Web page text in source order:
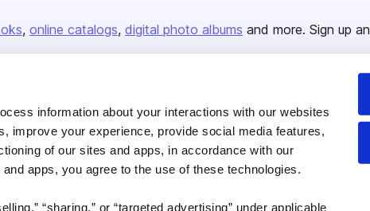
information about your interactions with our websites
improve your experience, provide social media features,
of our sites and apps, in accordance with our
apps, you agree to the use of these technologies.
“sharing,” or “targeted advertising” under applicable
online catalogs digital photo albums and more. Sign up
Company
About us
Careers
Issuu Platform
Content Types
Features